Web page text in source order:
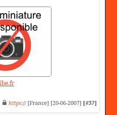
https:// [France] [20-06-2007] [#37]